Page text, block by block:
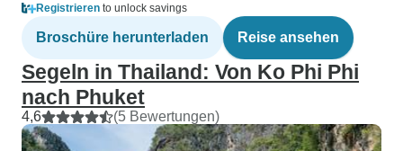
Registrieren to unlock savings
Broschüre herunterladen Reise ansehen
Segeln in Thailand: Von Ko Phi Phi
nach Phuket
4,6 (5 Bewertungen)